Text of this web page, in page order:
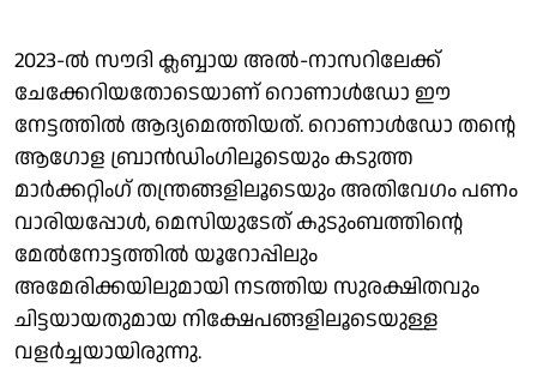
2023-ല്‍ സൗദി ക്ലബ്ബായ അല്‍-നാസറിലേക്ക്
ചേക്കേറിയതോടെയാണ് റൊണാള്‍ഡോ ഈ
നേട്ടത്തില്‍ ആദ്യമെത്തിയത്. റൊണാള്‍ഡോ തന്റെ
ആഗോള ബ്രാന്‍ഡിംഗിലൂടെയും കടുത്ത
മാര്‍ക്കറ്റിംഗ് തന്ത്രങ്ങളിലൂടെയും അതിവേഗം പണം
വാരിയപ്പോള്‍, മെസിയുടേത് കുടുംബത്തിന്റെ
മേല്‍നോട്ടത്തില്‍ യൂറോപ്പിലും
അമേരിക്കയിലുമായി നടത്തിയ സുരക്ഷിതവും
ചിട്ടയായതുമായ നിക്ഷേപങ്ങളിലൂടെയുള്ള
വളര്‍ച്ചയായിരുന്നു.